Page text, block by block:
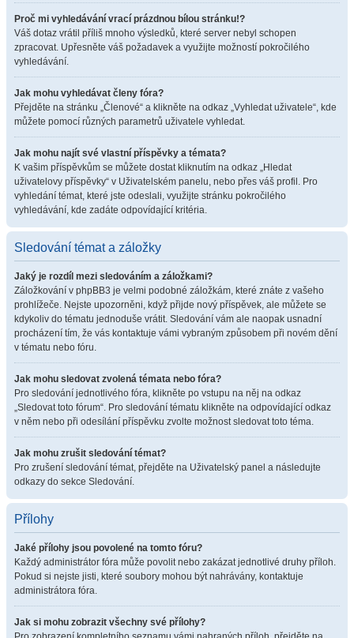
Proč mi vyhledávání vrací prázdnou bílou stránku!?
Váš dotaz vrátil příliš mnoho výsledků, které server nebyl schopen
zpracovat. Upřesněte váš požadavek a využijte možností pokročilého
vyhledávání.
Jak mohu vyhledávat členy fóra?
Přejděte na stránku „Členové“ a klikněte na odkaz „Vyhledat uživatele“, kde
můžete pomocí různých parametrů uživatele vyhledat.
Jak mohu najít své vlastní příspěvky a témata?
K vašim příspěvkům se můžete dostat kliknutím na odkaz „Hledat
uživatelovy příspěvky“ v Uživatelském panelu, nebo přes váš profil. Pro
vyhledání témat, které jste odeslali, využijte stránku pokročilého
vyhledávání, kde zadáte odpovídající kritéria.
Sledování témat a záložky
Jaký je rozdíl mezi sledováním a záložkami?
Záložkování v phpBB3 je velmi podobné záložkám, které znáte z vašeho
prohlížeče. Nejste upozorněni, když přijde nový příspěvek, ale můžete se
kdykoliv do tématu jednoduše vrátit. Sledování vám ale naopak usnadní
procházení tím, že vás kontaktuje vámi vybraným způsobem při novém dění
v tématu nebo fóru.
Jak mohu sledovat zvolená témata nebo fóra?
Pro sledování jednotlivého fóra, klikněte po vstupu na něj na odkaz
„Sledovat toto fórum“. Pro sledování tématu klikněte na odpovídající odkaz
v něm nebo při odesílání příspěvku zvolte možnost sledovat toto téma.
Jak mohu zrušit sledování témat?
Pro zrušení sledování témat, přejděte na Uživatelský panel a následujte
odkazy do sekce Sledování.
Přílohy
Jaké přílohy jsou povolené na tomto fóru?
Každý administrátor fóra může povolit nebo zakázat jednotlivé druhy příloh.
Pokud si nejste jisti, které soubory mohou být nahrávány, kontaktuje
administrátora fóra.
Jak si mohu zobrazit všechny své přílohy?